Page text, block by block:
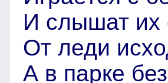
И слышат их
От леди
А в парке